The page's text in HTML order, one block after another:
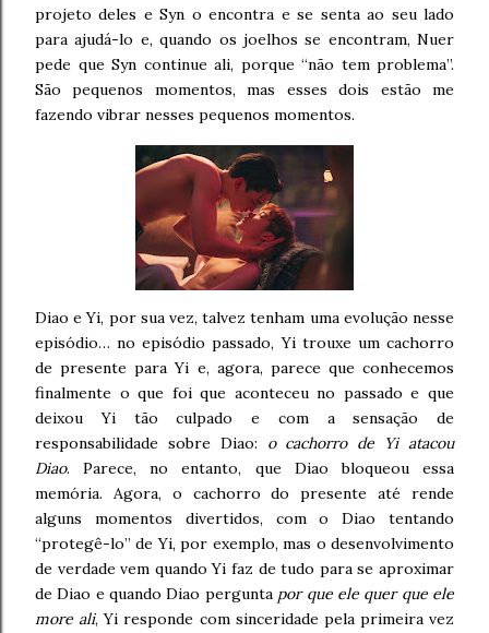
projeto deles e Syn o encontra e se senta ao seu lado
para ajudá-lo e, quando os joelhos se encontram, Nuer
pede que Syn continue ali, porque “não tem problema”.
São pequenos momentos, mas esses dois estão me
fazendo vibrar nesses pequenos momentos.
Diao e Yi, por sua vez, talvez tenham uma evolução nesse
episódio… no episódio passado, Yi trouxe um cachorro
de presente para Yi e, agora, parece que conhecemos
finalmente o que foi que aconteceu no passado e que
deixou Yi tão culpado e com a sensação de
responsabilidade sobre Diao: o cachorro de Yi atacou
Diao. Parece, no entanto, que Diao bloqueou essa
memória. Agora, o cachorro do presente até rende
alguns momentos divertidos, com o Diao tentando
“protegê-lo” de Yi, por exemplo, mas o desenvolvimento
de verdade vem quando Yi faz de tudo para se aproximar
de Diao e quando Diao pergunta por que ele quer que ele
more ali, Yi responde com sinceridade pela primeira vez